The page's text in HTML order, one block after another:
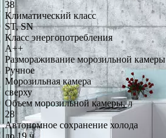
38
Климатический класс
ST, SN
Класс энергопотребления
A++
Размораживание морозильной камеры
Ручное
Морозильная камера
сверху
Объем морозильной камеры, л
28
Автономное сохранение холода
до 19 ч